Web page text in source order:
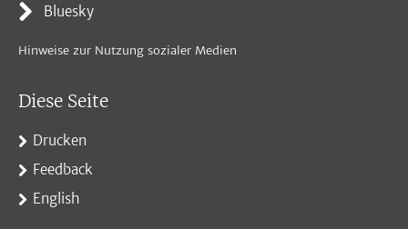
Bluesky
Hinweise zur Nutzung sozialer Medien
Diese Seite
Drucken
Feedback
English